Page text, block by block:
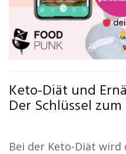
Keto-Diät und
Der Schlüssel
Bei der Keto-Diät